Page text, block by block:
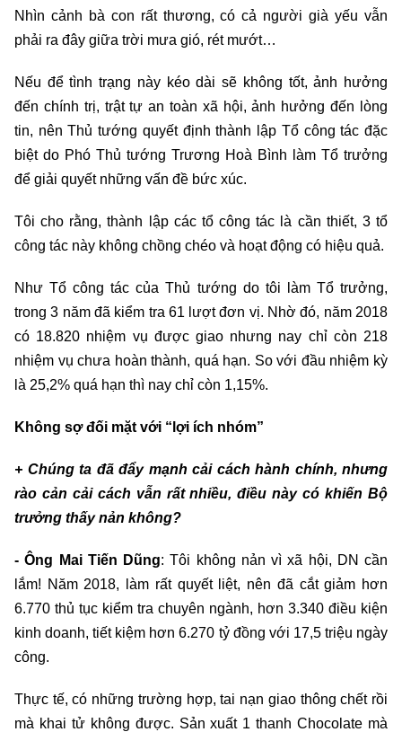
Nhìn cảnh bà con rất thương, có cả người già yếu vẫn
phải ra đây giữa trời mưa gió, rét mướt…
Nếu để tình trạng này kéo dài sẽ không tốt, ảnh hưởng
đến chính trị, trật tự an toàn xã hội, ảnh hưởng đến lòng
tin, nên Thủ tướng quyết định thành lập Tổ công tác đặc
biệt do Phó Thủ tướng Trương Hoà Bình làm Tổ trưởng
để giải quyết những vấn đề bức xúc.
Tôi cho rằng, thành lập các tổ công tác là cần thiết, 3 tổ
công tác này không chồng chéo và hoạt động có hiệu quả.
Như Tổ công tác của Thủ tướng do tôi làm Tổ trưởng,
trong 3 năm đã kiểm tra 61 lượt đơn vị. Nhờ đó, năm 2018
có 18.820 nhiệm vụ được giao nhưng nay chỉ còn 218
nhiệm vụ chưa hoàn thành, quá hạn. So với đầu nhiệm kỳ
là 25,2% quá hạn thì nay chỉ còn 1,15%.
Không sợ đối mặt với “lợi ích nhóm”
+ Chúng ta đã đẩy mạnh cải cách hành chính, nhưng
rào cản cải cách vẫn rất nhiều, điều này có khiến Bộ
trưởng thấy nản không?
- Ông Mai Tiến Dũng: Tôi không nản vì xã hội, DN cần
lắm! Năm 2018, làm rất quyết liệt, nên đã cắt giảm hơn
6.770 thủ tục kiểm tra chuyên ngành, hơn 3.340 điều kiện
kinh doanh, tiết kiệm hơn 6.270 tỷ đồng với 17,5 triệu ngày
công.
Thực tế, có những trường hợp, tai nạn giao thông chết rồi
mà khai tử không được. Sản xuất 1 thanh Chocolate mà